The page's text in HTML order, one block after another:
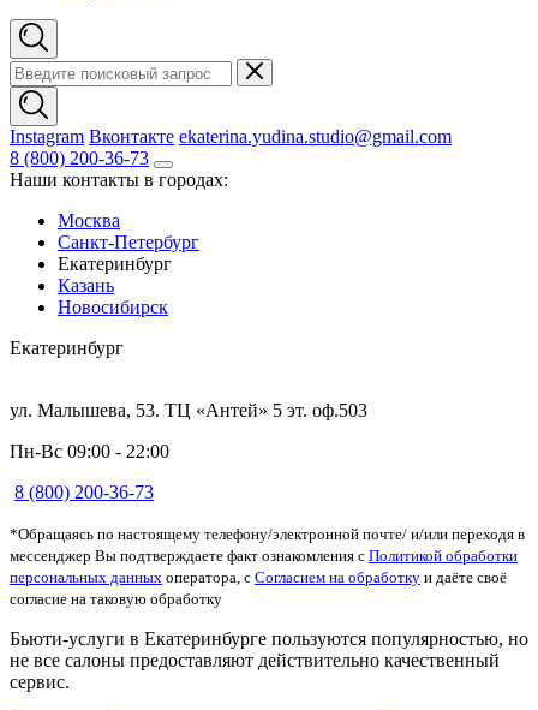
Instagram Вконтакте ekaterina.yudina.studio@gmail.com
8 (800) 200-36-73
Наши контакты в городах:
Москва
Санкт-Петербург
Екатеринбург
Казань
Новосибирск
Екатеринбург
ул. Малышева, 53. ТЦ «Антей» 5 эт. оф.503
Пн-Вс 09:00 - 22:00
8 (800) 200-36-73
*Обращаясь по настоящему телефону/электронной почте/ и/или переходя в
мессенджер Вы подтверждаете факт ознакомления с Политикой обработки
персональных данных оператора, с Согласием на обработку и даёте своё
согласие на таковую обработку
Бьюти-услуги в Екатеринбурге пользуются популярностью, но
не все салоны предоставляют действительно качественный
сервис.